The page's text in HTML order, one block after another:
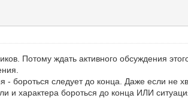
Потому ждать активного обсуждения
бороться следует до конца. Даже если не
и характера бороться до конца ИЛИ